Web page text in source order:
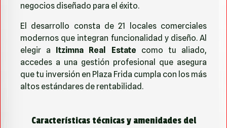
negocios diseñado para el éxito.
El desarrollo consta de 21 locales comerciales
modernos que integran funcionalidad y diseño. Al
elegir a Itzimna Real Estate como tu aliado,
accedes a una gestión profesional que asegura
que tu inversión en Plaza Frida cumpla con los más
altos estándares de rentabilidad.
Características técnicas y amenidades del